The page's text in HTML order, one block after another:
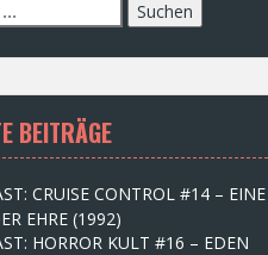
BEITRÄGE
CRUISE CONTROL #14 – EINE
EHRE (1992)
HORROR KULT #16 – EDEN